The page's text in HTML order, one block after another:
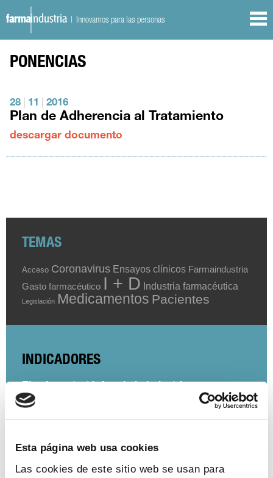
Esta página web usa cookies
Las cookies de este sitio web se usan para
| Innovamos para las personas
PONENCIAS
28 11 2016
Plan de Adherencia al Tratamiento
descargar documento
TEMAS
Acceso Coronavirus Ensayos clínicos Farmaindustria
Gasto farmacéutico I + D Industria farmacéutica
Legislación Medicamentos Pacientes
INDICADORES
farmacéutica (2024)